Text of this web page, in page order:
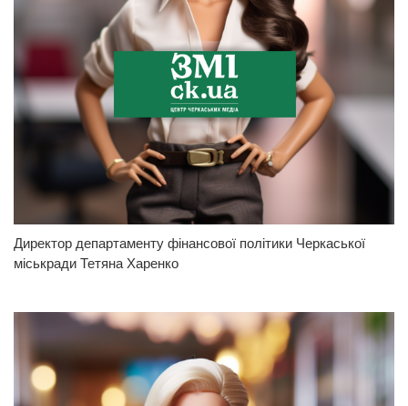
Директор департаменту фінансової політики Черкаської
міськради Тетяна Харенко